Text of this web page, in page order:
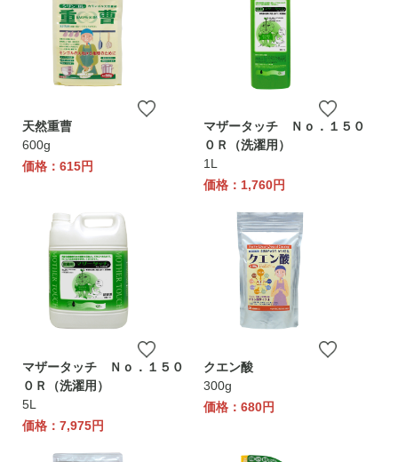
天然重曹
600g
価格：615円
マザータッチ Ｎｏ．１５０
０Ｒ（洗濯用）
1L
価格：1,760円
マザータッチ Ｎｏ．１５０
０Ｒ（洗濯用）
5L
価格：7,975円
クエン酸
300g
価格：680円